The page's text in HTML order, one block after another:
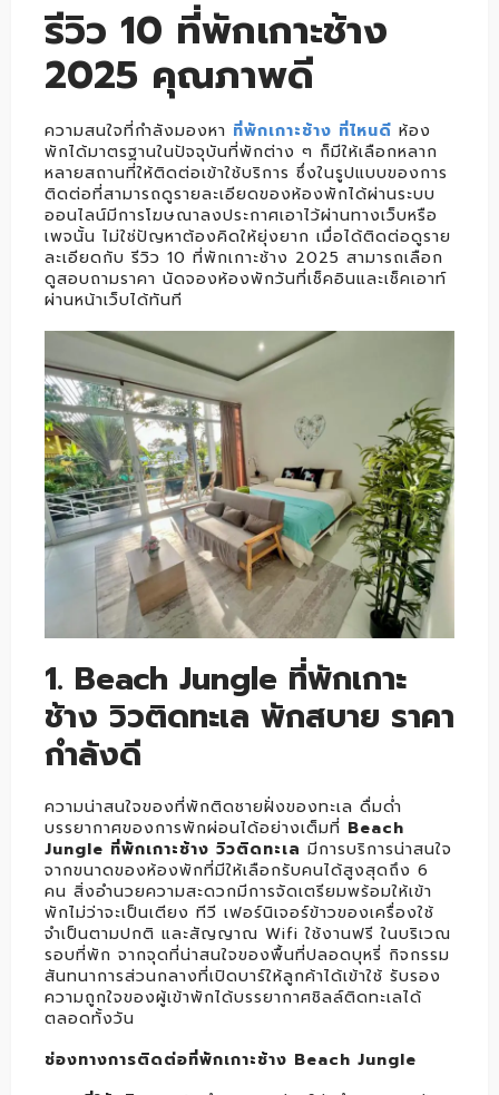
รีวิว 10 ที่พักเกาะช้าง
2025 คุณภาพดี
ความสนใจที่กำลังมองหา ที่พักเกาะช้าง ที่ไหนดี ห้อง
พักได้มาตรฐานในปัจจุบันที่พักต่าง ๆ ก็มีให้เลือกหลาก
หลายสถานที่ให้ติดต่อเข้าใช้บริการ ซึ่งในรูปแบบของการ
ติดต่อที่สามารถดูรายละเอียดของห้องพักได้ผ่านระบบ
ออนไลน์มีการโฆษณาลงประกาศเอาไว้ผ่านทางเว็บหรือ
เพจนั้น ไม่ใช่ปัญหาต้องคิดให้ยุ่งยาก เมื่อได้ติดต่อดูราย
ละเอียดกับ รีวิว 10 ที่พักเกาะช้าง 2025 สามารถเลือก
ดูสอบถามราคา นัดจองห้องพักวันที่เช็คอินและเช็คเอาท์
ผ่านหน้าเว็บได้ทันที
1. Beach Jungle ที่พักเกาะ
ช้าง วิวติดทะเล พักสบาย ราคา
กำลังดี
ความน่าสนใจของที่พักติดชายฝั่งของทะเล ดื่มด่ำ
บรรยากาศของการพักผ่อนได้อย่างเต็มที่ Beach
Jungle ที่พักเกาะช้าง วิวติดทะเล มีการบริการน่าสนใจ
จากขนาดของห้องพักที่มีให้เลือกรับคนได้สูงสุดถึง 6
คน สิ่งอำนวยความสะดวกมีการจัดเตรียมพร้อมให้เข้า
พักไม่ว่าจะเป็นเตียง ทีวี เฟอร์นิเจอร์ข้าวของเครื่องใช้
จำเป็นตามปกติ และสัญญาณ Wifi ใช้งานฟรี ในบริเวณ
รอบที่พัก จากจุดที่น่าสนใจของพื้นที่ปลอดบุหรี่ กิจกรรม
สันทนาการส่วนกลางที่เปิดบาร์ให้ลูกค้าได้เข้าใช้ รับรอง
ความถูกใจของผู้เข้าพักได้บรรยากาศชิลล์ติดทะเลได้
ตลอดทั้งวัน
ช่องทางการติดต่อที่พักเกาะช้าง Beach Jungle